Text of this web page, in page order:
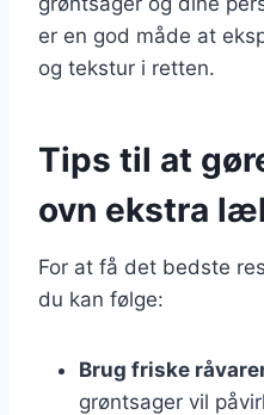
er en god måde at
og tekstur i retten.
Tips til at
ovn ekstra
For at få det bedste
du kan følge:
Brug friske
grøntsager vil